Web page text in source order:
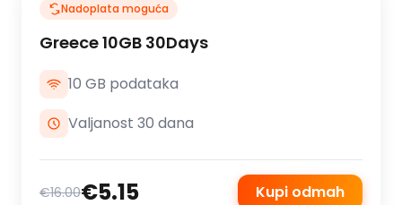
Nadoplata moguća
Greece 10GB 30Days
10 GB podataka
Valjanost 30 dana
€16.00€5.15 Kupi odmah